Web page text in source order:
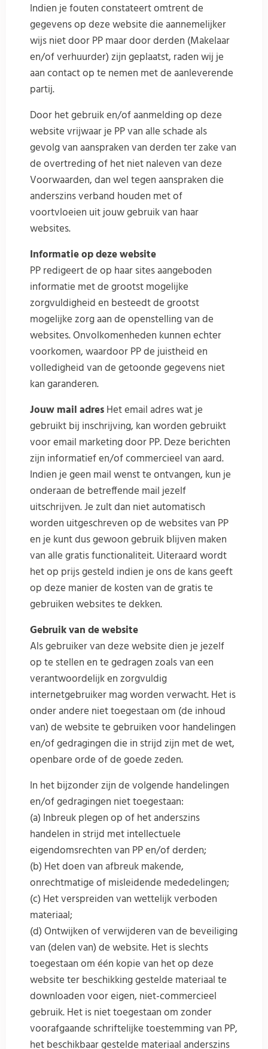
Indien je fouten constateert omtrent de
gegevens op deze website die aannemelijker
wijs niet door PP maar door derden (Makelaar
en/of verhuurder) zijn geplaatst, raden wij je
aan contact op te nemen met de aanleverende
partij.
Door het gebruik en/of aanmelding op deze
website vrijwaar je PP van alle schade als
gevolg van aanspraken van derden ter zake van
de overtreding of het niet naleven van deze
Voorwaarden, dan wel tegen aanspraken die
anderszins verband houden met of
voortvloeien uit jouw gebruik van haar
websites.
Informatie op deze website
PP redigeert de op haar sites aangeboden
informatie met de grootst mogelijke
zorgvuldigheid en besteedt de grootst
mogelijke zorg aan de openstelling van de
websites. Onvolkomenheden kunnen echter
voorkomen, waardoor PP de juistheid en
volledigheid van de getoonde gegevens niet
kan garanderen.
Jouw mail adresHet email adres wat je
gebruikt bij inschrijving, kan worden gebruikt
voor email marketing door PP. Deze berichten
zijn informatief en/of commercieel van aard.
Indien je geen mail wenst te ontvangen, kun je
onderaan de betreffende mail jezelf
uitschrijven. Je zult dan niet automatisch
worden uitgeschreven op de websites van PP
en je kunt dus gewoon gebruik blijven maken
van alle gratis functionaliteit. Uiteraard wordt
het op prijs gesteld indien je ons de kans geeft
op deze manier de kosten van de gratis te
gebruiken websites te dekken.
Gebruik van de website
Als gebruiker van deze website dien je jezelf
op te stellen en te gedragen zoals van een
verantwoordelijk en zorgvuldig
internetgebruiker mag worden verwacht. Het is
onder andere niet toegestaan om (de inhoud
van) de website te gebruiken voor handelingen
en/of gedragingen die in strijd zijn met de wet,
openbare orde of de goede zeden.
In het bijzonder zijn de volgende handelingen
en/of gedragingen niet toegestaan:
(a) Inbreuk plegen op of het anderszins
handelen in strijd met intellectuele
eigendomsrechten van PP en/of derden;
(b) Het doen van afbreuk makende,
onrechtmatige of misleidende mededelingen;
(c) Het verspreiden van wettelijk verboden
materiaal;
(d) Ontwijken of verwijderen van de beveiliging
van (delen van) de website. Het is slechts
toegestaan om één kopie van het op deze
website ter beschikking gestelde materiaal te
downloaden voor eigen, niet-commercieel
gebruik. Het is niet toegestaan om zonder
voorafgaande schriftelijke toestemming van PP,
het beschikbaar gestelde materiaal anderszins